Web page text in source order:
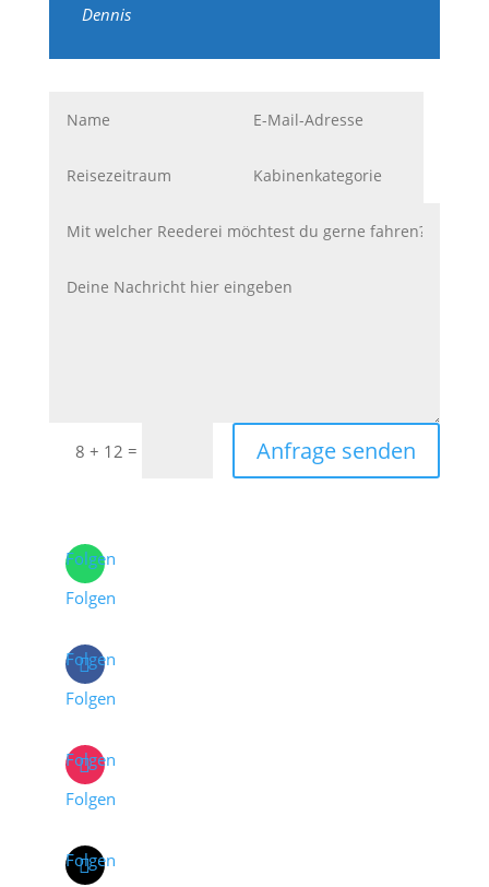
Dennis
8 + 12 = Anfrage senden
Folgen
Folgen
Folgen
Folgen
Folgen
Folgen
Folgen